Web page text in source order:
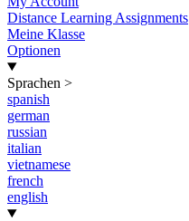
Distance Learning Assignments
Meine Klasse
Optionen
Sprachen >
spanish
german
russian
italian
vietnamese
french
english